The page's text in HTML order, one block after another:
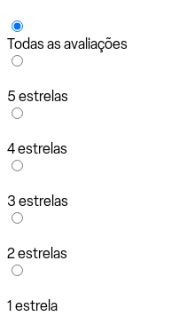
Todas as avaliações
5 estrelas
4 estrelas
3 estrelas
2 estrelas
1 estrela